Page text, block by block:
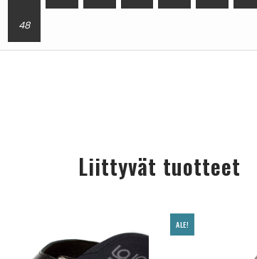
48
Liittyvät tuotteet
ALE!